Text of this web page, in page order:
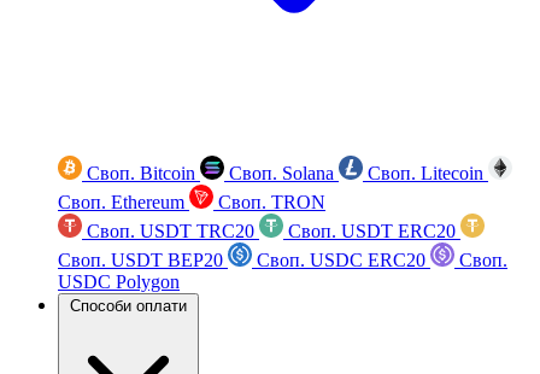
Своп. Bitcoin Своп. Solana
Своп. Litecoin
Своп. Ethereum
Своп. TRON
Своп. USDT TRC20
Своп. USDT ERC20
Своп. USDT BEP20
Своп. USDC ERC20
Своп.
USDC Polygon
Способи оплати